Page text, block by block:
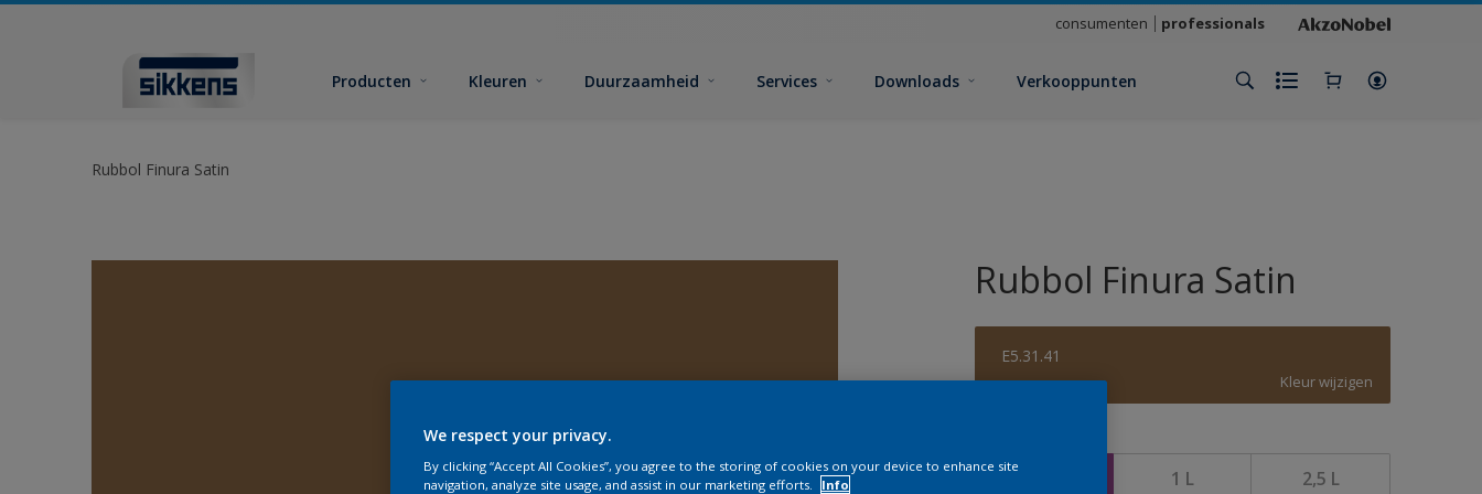
consumenten professionals
Producten Kleuren Duurzaamheid Services Downloads Verkooppunten
Rubbol Finura Satin
Rubbol Finura Satin
E5.31.41
Kleur wijzigen
500 ML 1 L 2,5 L
We respect your privacy.
By clicking “Accept All Cookies”, you agree to the storing of cookies on your device to enhance site
navigation, analyze site usage, and assist in our marketing efforts.
Info